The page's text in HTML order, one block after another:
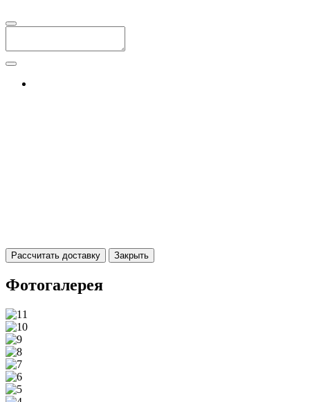
Рассчитать доставку Закрыть
Фотогалерея